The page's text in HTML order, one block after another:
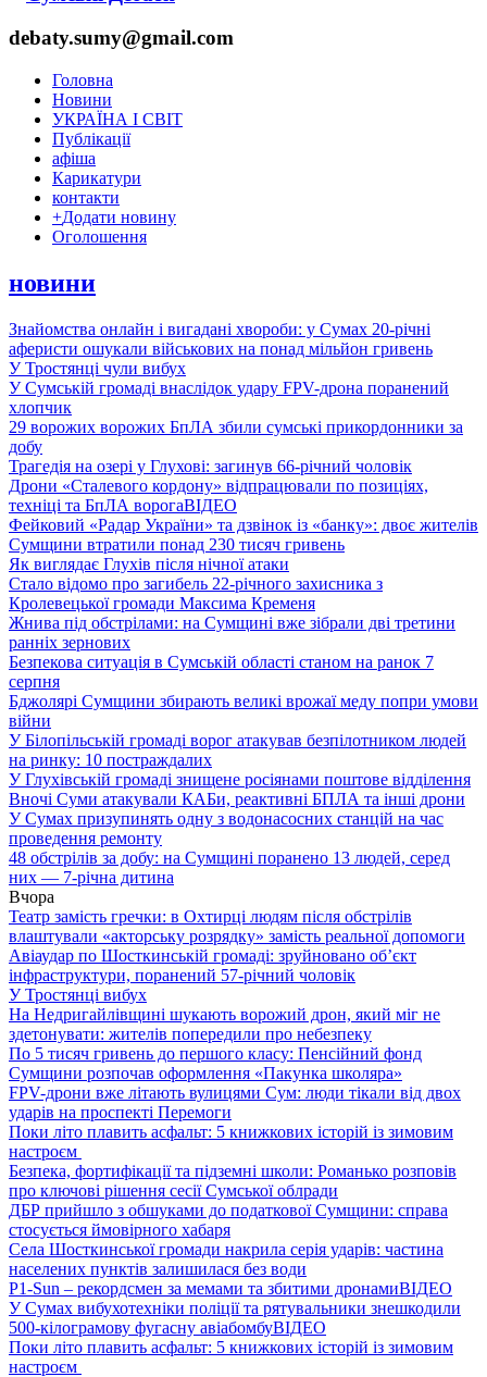
debaty.sumy@gmail.com
Головна
Новини
УКРАЇНА І СВІТ
Публікації
афіша
Карикатури
контакти
+Додати новину
Оголошення
новини
Знайомства онлайн і вигадані хвороби: у Сумах 20-річні
аферисти ошукали військових на понад мільйон гривень
У Тростянці чули вибух
У Сумській громаді внаслідок удару FPV-дрона поранений
хлопчик
29 ворожих ворожих БпЛА збили сумські прикордонники за
добу
Трагедія на озері у Глухові: загинув 66-річний чоловік
Дрони «Сталевого кордону» відпрацювали по позиціях,
техніці та БпЛА ворогаВІДЕО
Фейковий «Радар України» та дзвінок із «банку»: двоє жителів
Сумщини втратили понад 230 тисяч гривень
Як виглядає Глухів після нічної атаки
Стало відомо про загибель 22-річного захисника з
Кролевецької громади Максима Кременя
Жнива під обстрілами: на Сумщині вже зібрали дві третини
ранніх зернових
Безпекова ситуація в Сумській області станом на ранок 7
серпня
Бджолярі Сумщини збирають великі врожаї меду попри умови
війни
У Білопільській громаді ворог атакував безпілотником людей
на ринку: 10 постраждалих
У Глухівській громаді знищене росіянами поштове відділення
Вночі Суми атакували КАБи, реактивні БПЛА та інші дрони
У Сумах призупинять одну з водонасосних станцій на час
проведення ремонту
48 обстрілів за добу: на Сумщині поранено 13 людей, серед
них — 7-річна дитина
Вчора
Театр замість гречки: в Охтирці людям після обстрілів
влаштували «акторську розрядку» замість реальної допомоги
Авіаудар по Шосткинській громаді: зруйновано об’єкт
інфраструктури, поранений 57-річний чоловік
У Тростянці вибух
На Недригайлівщині шукають ворожий дрон, який міг не
здетонувати: жителів попередили про небезпеку
По 5 тисяч гривень до першого класу: Пенсійний фонд
Сумщини розпочав оформлення «Пакунка школяра»
FPV-дрони вже літають вулицями Сум: люди тікали від двох
ударів на проспекті Перемоги
Поки літо плавить асфальт: 5 книжкових історій із зимовим
настроєм
Безпека, фортифікації та підземні школи: Романько розповів
про ключові рішення сесії Сумської облради
ДБР прийшло з обшуками до податкової Сумщини: справа
стосується ймовірного хабаря
Села Шосткинської громади накрила серія ударів: частина
населених пунктів залишилася без води
P1-Sun – рекордсмен за мемами та збитими дронамиВІДЕО
У Сумах вибухотехніки поліції та рятувальники знешкодили
500-кілограмову фугасну авіабомбуВІДЕО
Поки літо плавить асфальт: 5 книжкових історій із зимовим
настроєм